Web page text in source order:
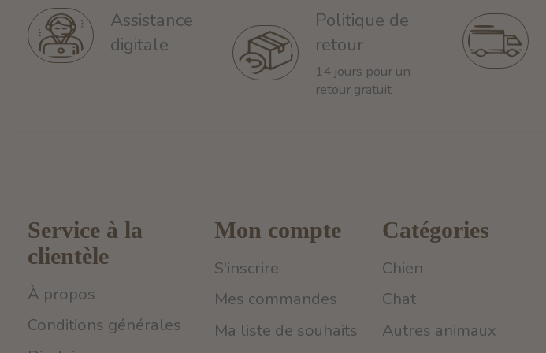
Assistance
digitale
Politique de
retour
14 jours pour un
retour gratuit
Service à la
clientèle
À propos
Conditions générales
Mon compte
S'inscrire
Mes commandes
Ma liste de souhaits
Catégories
Chien
Chat
Autres animaux